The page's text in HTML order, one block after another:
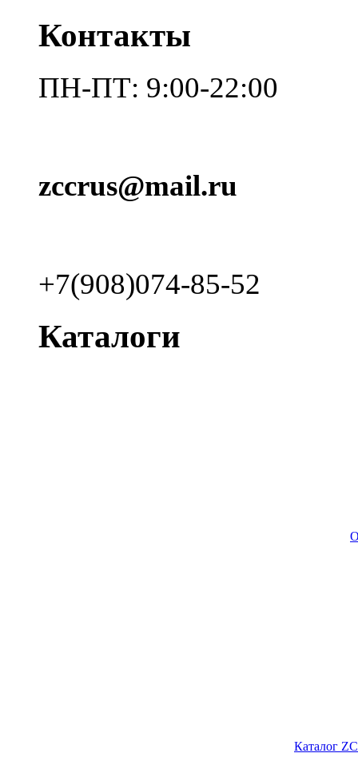
Контакты
ПН-ПТ: 9:00-22:00
zccrus@mail.ru
+7(908)074-85-52
Каталоги
Каталог